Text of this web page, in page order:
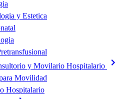
y Estetica
y Movilario Hospitalario
Movilidad
Hospitalario